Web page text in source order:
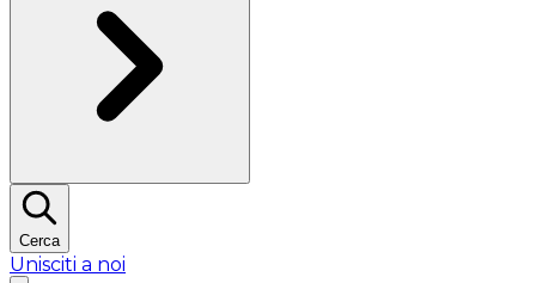
Cerca
Unisciti a noi